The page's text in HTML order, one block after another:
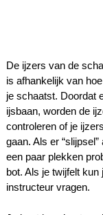
De ijzers van de
is afhankelijk van
je schaatst. Doordat
ijsbaan, worden de
controleren of je
gaan. Als er
een paar plekken
bot. Als je twijfelt
instructeur vragen.